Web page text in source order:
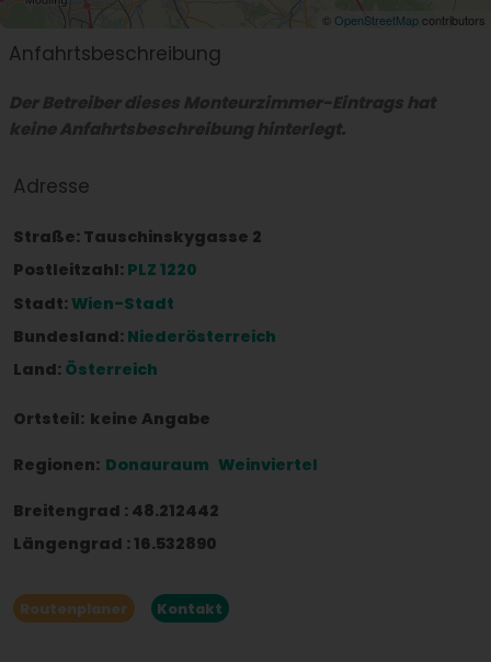
© OpenStreetMap contributors
Anfahrtsbeschreibung
Der Betreiber dieses Monteurzimmer-Eintrags hat
keine Anfahrtsbeschreibung hinterlegt.
Adresse
Straße: Tauschinskygasse 2
Postleitzahl: PLZ 1220
Stadt:Wien-Stadt
Bundesland: Niederösterreich
Land: Österreich
Ortsteil: keine Angabe
Regionen: Donauraum Weinviertel
Breitengrad : 48.212442
Längengrad : 16.532890
Routenplaner Kontakt